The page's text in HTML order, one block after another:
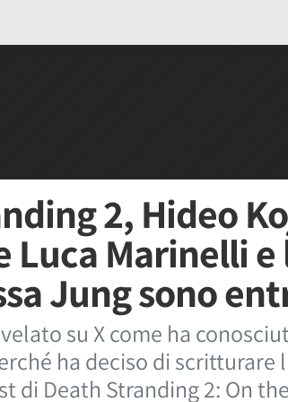
2, Hideo
Luca Marinelli e
Jung sono
su X come ha
ha deciso di scritturare
di Death Stranding 2: On